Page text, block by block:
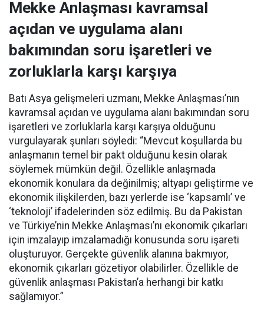
Mekke Anlaşması kavramsal
açıdan ve uygulama alanı
bakımından soru işaretleri ve
zorluklarla karşı karşıya
Batı Asya gelişmeleri uzmanı, Mekke Anlaşması’nın
kavramsal açıdan ve uygulama alanı bakımından soru
işaretleri ve zorluklarla karşı karşıya olduğunu
vurgulayarak şunları söyledi: “Mevcut koşullarda bu
anlaşmanın temel bir pakt olduğunu kesin olarak
söylemek mümkün değil. Özellikle anlaşmada
ekonomik konulara da değinilmiş; altyapı geliştirme ve
ekonomik ilişkilerden, bazı yerlerde ise ‘kapsamlı’ ve
‘teknoloji’ ifadelerinden söz edilmiş. Bu da Pakistan
ve Türkiye’nin Mekke Anlaşması’nı ekonomik çıkarları
için imzalayıp imzalamadığı konusunda soru işareti
oluşturuyor. Gerçekte güvenlik alanına bakmıyor,
ekonomik çıkarları gözetiyor olabilirler. Özellikle de
güvenlik anlaşması Pakistan’a herhangi bir katkı
sağlamıyor.”